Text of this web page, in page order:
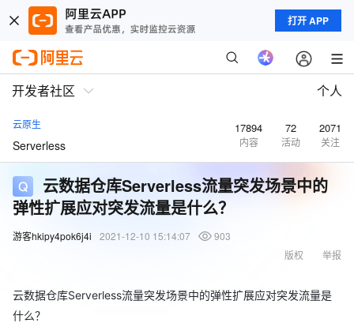
打开 APP
开发者社区 个人
云原生
Serverless
17894
内容
72
活动
2071
关注
云数据仓库Serverless流量突发场景中的
弹性扩展应对突发流量是什么？
游客hkipy4pok6j4i 2021-12-10 15:14:07
903
举报
版权
云数据仓库Serverless流量突发场景中的弹性扩展应对突发流量是
什么？